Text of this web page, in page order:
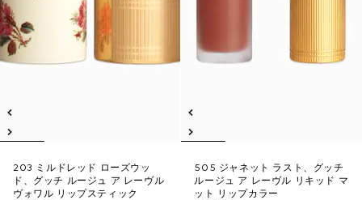
203 ミルドレッド ローズウッ
ド、グッチ ルージュ ア レーヴル
ヴォワル リップスティック
505 ジャネット ラスト、グッチ
ルージュ ア レーヴル リキッド マ
ット リップカラー